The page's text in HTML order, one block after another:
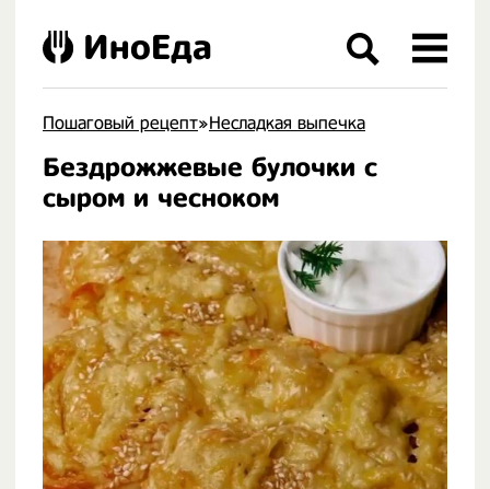
Пошаговый рецепт»Несладкая выпечка
Бездрожжевые булочки с
сыром и чесноком
ИноЕда